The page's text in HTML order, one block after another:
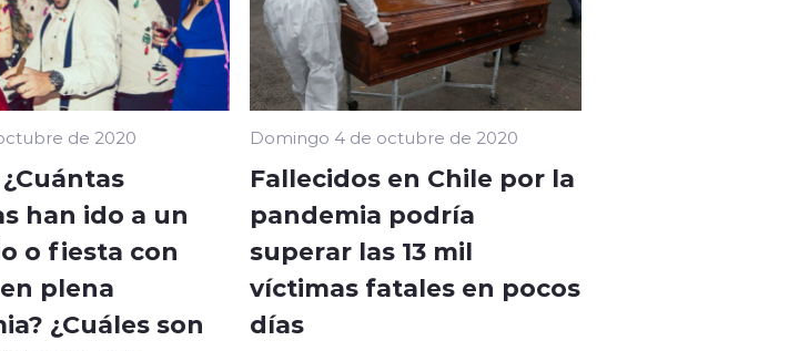
de 2020
han ido a un
o fiesta con
plena
¿Cuáles son
Domingo 4 de octubre de 2020
Fallecidos en Chile por la
pandemia podría
superar las 13 mil
víctimas fatales en pocos
días